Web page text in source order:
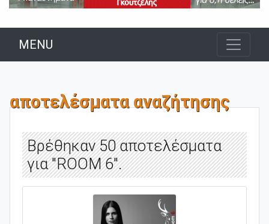
MENU
αποτελέσματα αναζήτησης
Βρέθηκαν 50 αποτελέσματα
για "ROOM 6".